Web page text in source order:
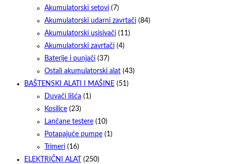
Akumulatorski setovi (7)
Akumulatorski udarni zavrtači (84)
Akumulatorski usisivači (11)
Akumulatorski zavrtači (4)
Baterije i punjači (37)
Ostali akumulatorski alat (43)
BAŠTENSKI ALATI I MAŠINE (51)
Duvači lišća (1)
Kosilice (23)
Lančane testere (10)
Potapajuće pumpe (1)
Trimeri (16)
ELEKTRIČNI ALAT
(250)